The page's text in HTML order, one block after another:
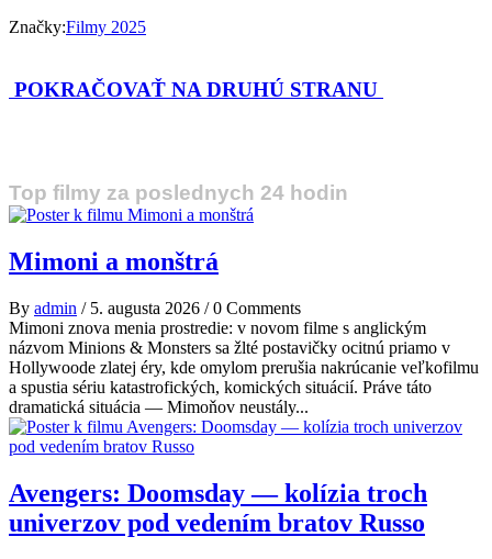
Značky:Filmy 2025
POKRAČOVAŤ NA DRUHÚ STRANU
Top filmy za poslednych 24 hodin
Mimoni a monštrá
By admin / 5. augusta 2026 /0 Comments
Mimoni znova menia prostredie: v novom filme s anglickým
názvom Minions & Monsters sa žlté postavičky ocitnú priamo v
Hollywoode zlatej éry, kde omylom prerušia nakrúcanie veľkofilmu
a spustia sériu katastrofických, komických situácií. Práve táto
dramatická situácia — Mimoňov neustály...
Avengers: Doomsday — kolízia troch
univerzov pod vedením bratov Russo